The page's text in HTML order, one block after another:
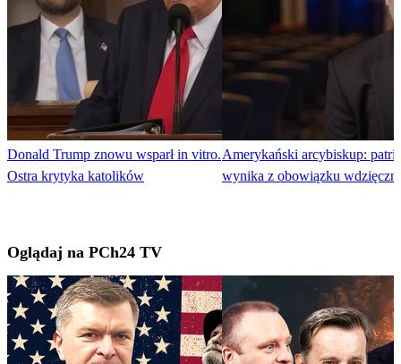
Donald Trump znowu wsparł in vitro.
Ostra krytyka katolików
Amerykański arcybiskup:
wynika z obowiązku
Oglądaj na PCh24 TV